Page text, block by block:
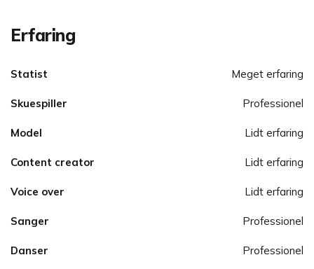
Erfaring
Statist Meget erfaring
Skuespiller Professionel
Model Lidt erfaring
Content creator Lidt erfaring
Voice over Lidt erfaring
Sanger Professionel
Danser Professionel